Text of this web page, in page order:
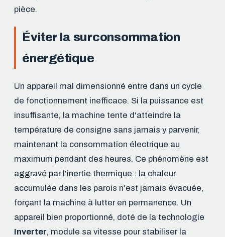
pièce.
Éviter la surconsommation
énergétique
Un appareil mal dimensionné entre dans un cycle
de fonctionnement inefficace. Si la puissance est
insuffisante, la machine tente d'atteindre la
température de consigne sans jamais y parvenir,
maintenant la consommation électrique au
maximum pendant des heures. Ce phénomène est
aggravé par l'inertie thermique : la chaleur
accumulée dans les parois n'est jamais évacuée,
forçant la machine à lutter en permanence. Un
appareil bien proportionné, doté de la technologie
Inverter, module sa vitesse pour stabiliser la